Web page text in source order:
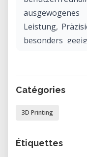
Leistung,
besonders
mieten?
unserem
– ganz ohne
Catégories
3D Printing
Étiquettes